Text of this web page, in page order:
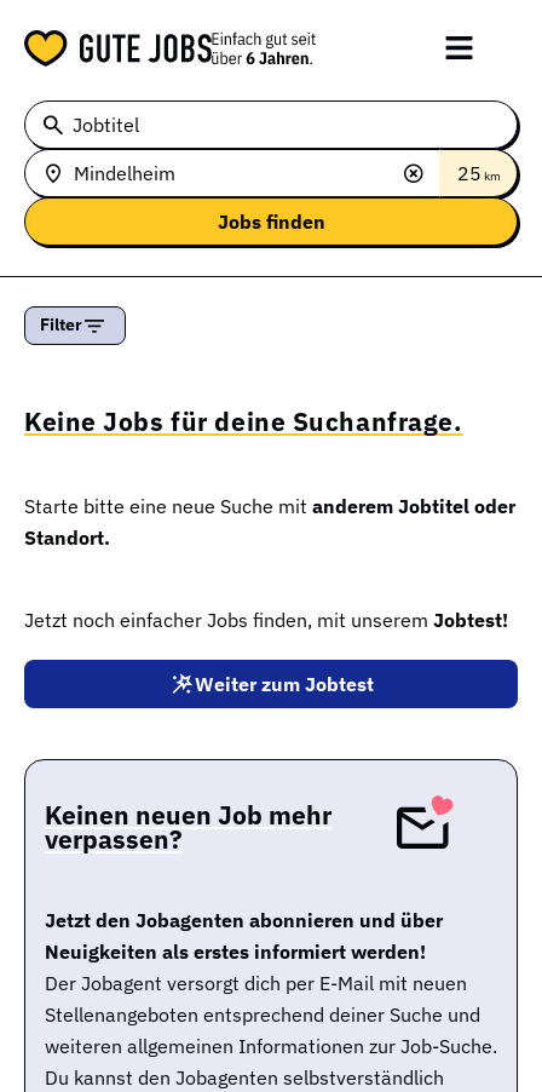
Jobtitel
25 km
Filter
Keine Jobs für deine Suchanfrage.
Starte bitte eine neue Suche mit anderem Jobtitel oder
Standort.
Jetzt noch einfacher Jobs finden, mit unserem Jobtest!
Weiter zum Jobtest
Keinen neuen Job mehr
verpassen?
Jetzt den Jobagenten abonnieren und über
Neuigkeiten als erstes informiert werden!
Der Jobagent versorgt dich per E-Mail mit neuen
Stellenangeboten entsprechend deiner Suche und
weiteren allgemeinen Informationen zur Job-Suche.
Du kannst den Jobagenten selbstverständlich